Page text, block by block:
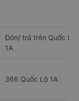
Đón/ trả trên Quốc Lộ
1A
366 Quốc Lộ 1A